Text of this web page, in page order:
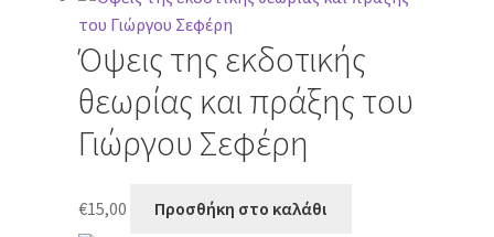
Όψεις της εκδοτικής
θεωρίας και πράξης του
Γιώργου Σεφέρη
€15,00 Προσθήκη στο καλάθι